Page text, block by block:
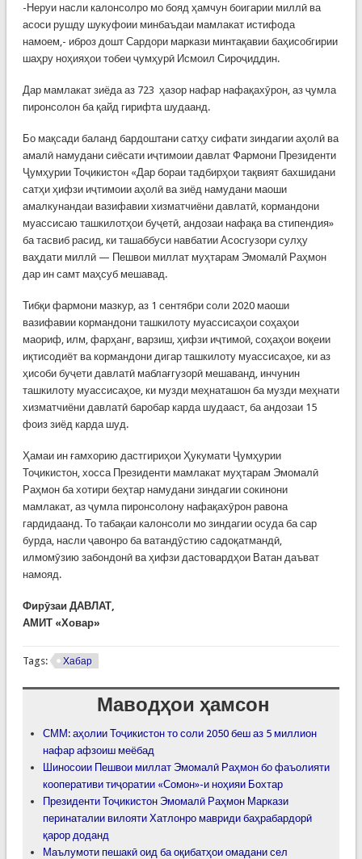
-Неруи насли калонсолро мо бояд ҳамчун боигарии миллӣ ва
асоси рушду шукуфоии минбаъдаи мамлакат истифода
намоем,- иброз дошт Сардори маркази минтақавии баҳисобгирии
шаҳру ноҳияҳои тобеи ҷумҳурӣ Исмоил Сироҷиддин.
Дар мамлакат зиёда аз 723 ҳазор нафар нафақахӯрон, аз ҷумла
пиронсолон ба қайд гирифта шудаанд.
Бо мақсади баланд бардоштани сатҳу сифати зиндагии аҳолӣ ва
амалӣ намудани сиёсати иҷтимоии давлат Фармони Президенти
Ҷумҳурии Тоҷикистон «Дар бораи тадбирҳои тақвият бахшидани
сатҳи ҳифзи иҷтимоии аҳолӣ ва зиёд намудани маоши
амалкунандаи вазифавии хизматчиёни давлатӣ, кормандони
муассисаю ташкилотҳои буҷетӣ, андозаи нафақа ва стипендия»
ба тасвиб расид, ки ташаббуси навбатии Асосгузори сулҳу
ваҳдати миллӣ — Пешвои миллат муҳтарам Эмомалӣ Раҳмон
дар ин самт маҳсуб мешавад.
Тибқи фармони мазкур, аз 1 сентябри соли 2020 маоши
вазифавии кормандони ташкилоту муассисаҳои соҳаҳои
маориф, илм, фарҳанг, варзиш, ҳифзи иҷтимоӣ, соҳаҳои воқеии
иқтисодиёт ва кормандони дигар ташкилоту муассисаҳое, ки аз
ҳисоби буҷети давлатӣ маблағгузорӣ мешаванд, инчунин
ташкилоту муассисаҳое, ки музди меҳнаташон ба музди меҳнати
хизматчиёни давлатӣ баробар карда шудааст, ба андозаи 15
фоиз зиёд карда шуд.
Ҳамаи ин ғамхорию дастгириҳои Ҳукумати Ҷумҳурии
Тоҷикистон, хосса Президенти мамлакат муҳтарам Эмомалӣ
Раҳмон ба хотири беҳтар намудани зиндагии сокинони
мамлакат, аз ҷумла пиронсолону нафақахӯрон равона
гардидаанд. То табақаи калонсоли мо зиндагии осуда ба сар
бурда, насли ҷавонро ба ватандӯстию садоқатмандӣ,
илмомӯзию забондонӣ ва ҳифзи дастовардҳои Ватан даъват
намояд.
Фирӯзаи ДАВЛАТ,
АМИТ «Ховар»
Tags: Хабар
Маводҳои ҳамсон
СММ: аҳолии Тоҷикистон то соли 2050 беш аз 5 миллион
нафар афзоиш меёбад
Шиносоии Пешвои миллат Эмомалӣ Раҳмон бо фаъолияти
кооперативи тиҷоратии «Сомон»-и ноҳияи Бохтар
Президенти Тоҷикистон Эмомалӣ Раҳмон Маркази
перинаталии вилояти Хатлонро мавриди баҳрабардорӣ
қарор доданд
Маълумоти пешакӣ оид ба оқибатҳои омадани сел